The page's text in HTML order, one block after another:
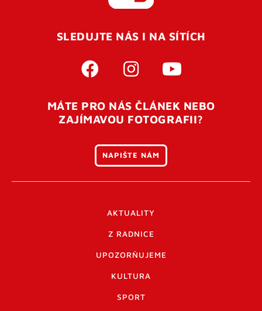
SLEDUJTE NÁS I NA SÍTÍCH
MÁTE PRO NÁS ČLÁNEK NEBO
ZAJÍMAVOU FOTOGRAFII?
NAPIŠTE NÁM
AKTUALITY
Z RADNICE
UPOZORŇUJEME
KULTURA
SPORT